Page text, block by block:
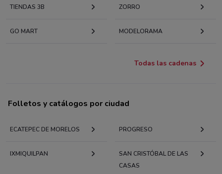
TIENDAS 3B ZORRO
GO MART MODELORAMA
Todas las cadenas
Folletos y catálogos por ciudad
ECATEPEC DE MORELOS PROGRESO
IXMIQUILPAN
SAN CRISTÓBAL DE LAS
CASAS